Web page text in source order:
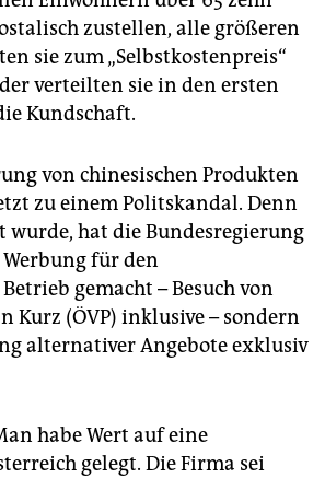
zustellen, alle größeren
sie zum „Selbstkostenpreis“
verteilten sie in den ersten
Kundschaft.
von chinesischen Produkten
zu einem Politskandal. Denn
wurde, hat die Bundesregierung
für den
gemacht – Besuch von
Kurz (ÖVP) inklusive – sondern
alternativer Angebote exklusiv
habe Wert auf eine
gelegt. Die Firma sei